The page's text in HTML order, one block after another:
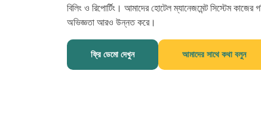
বিলিং ও রিপোর্টিং। আমাদের হোটেল ম্যানেজমেন্ট সিস্টেম
অভিজ্ঞতা আরও উন্নত করে।
ফ্রি ডেমো দেখুন আমাদের সাথে কথা বলুন